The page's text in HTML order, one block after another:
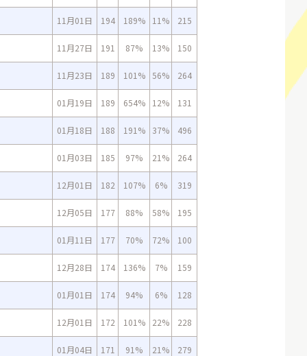
11月01日 194 189% 11% 215
11月27日 191 87% 13% 150
11月23日 189 101% 56% 264
01月19日 189 654% 12% 131
01月18日 188 191% 37% 496
01月03日 185 97% 21% 264
12月01日 182 107% 6% 319
12月05日 177 88% 58% 195
01月11日 177 70% 72% 100
12月28日 174 136% 7% 159
01月01日 174 94% 6% 128
12月01日 172 101% 22% 228
01月04日 171 91% 21% 279